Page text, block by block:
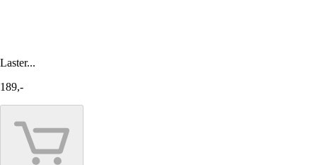
Laster...
189,-